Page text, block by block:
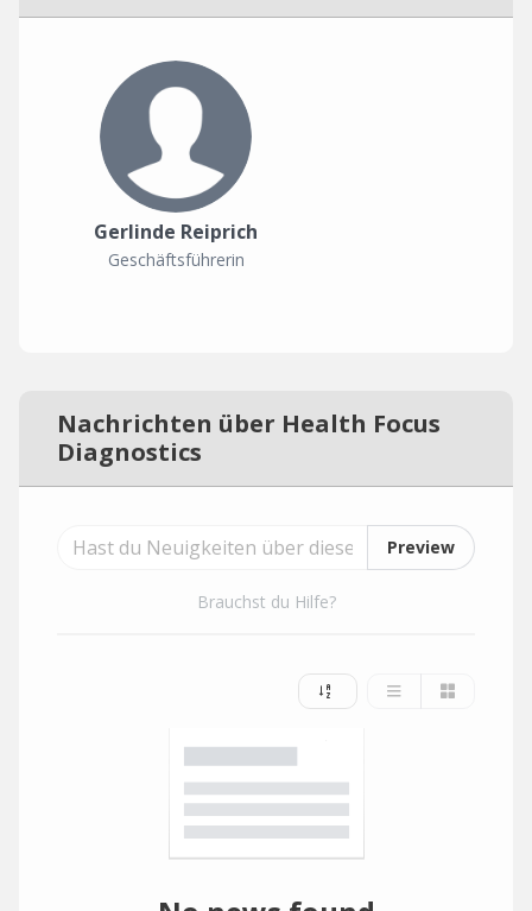
Gerlinde Reiprich
Geschäftsführerin
Nachrichten über Health Focus
Diagnostics
Preview
Brauchst du Hilfe?